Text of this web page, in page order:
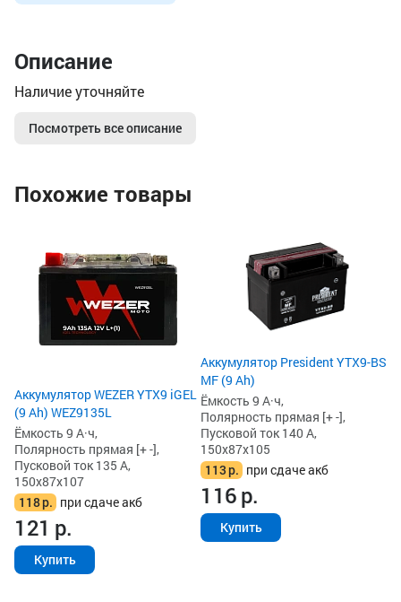
Описание
Наличие уточняйте
Посмотреть все описание
Похожие товары
Аккумулятор WEZER YTX9 iGEL
(9 Ah) WEZ9135L
Ёмкость 9 А·ч,
Полярность прямая [+ -],
Пусковой ток 135 А,
150x87x107
118р. при сдаче акб
121 р.
Купить
Аккумулятор President YTX9-BS
MF (9 Ah)
Ёмкость 9 А·ч,
Полярность прямая [+ -],
Пусковой ток 140 А,
150x87x105
113р. при сдаче акб
116р.
Купить